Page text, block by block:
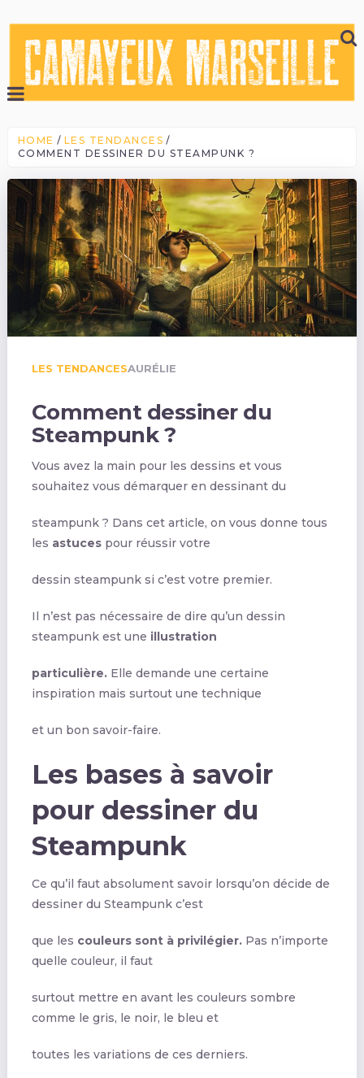
HOME
LES TENDANCES
COMMENT DESSINER DU STEAMPUNK ?
LES TENDANCESAURÉLIE
Comment dessiner du
Steampunk ?
Vous avez la main pour les dessins et vous
souhaitez vous démarquer en dessinant du
steampunk ? Dans cet article, on vous donne tous
les astuces pour réussir votre
dessin steampunk si c’est votre premier.
Il n’est pas nécessaire de dire qu’un dessin
steampunk est une illustration
particulière.Elle demande une certaine
inspiration mais surtout une technique
et un bon savoir-faire.
Les bases à savoir
pour dessiner du
Steampunk
Ce qu’il faut absolument savoir lorsqu’on décide de
dessiner du Steampunk c’est
que les couleurs sont à privilégier.Pas n’importe
quelle couleur, il faut
surtout mettre en avant les couleurs sombre
comme le gris, le noir, le bleu et
toutes les variations de ces derniers.